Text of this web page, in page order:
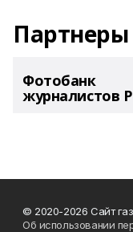
Партнеры
Фотобанк
журналистов
© 2020-2026 Сайт
Об использовании